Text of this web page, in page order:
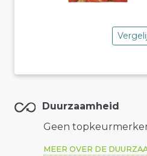
Duurzaamheid
Geen
MEER OVER DE